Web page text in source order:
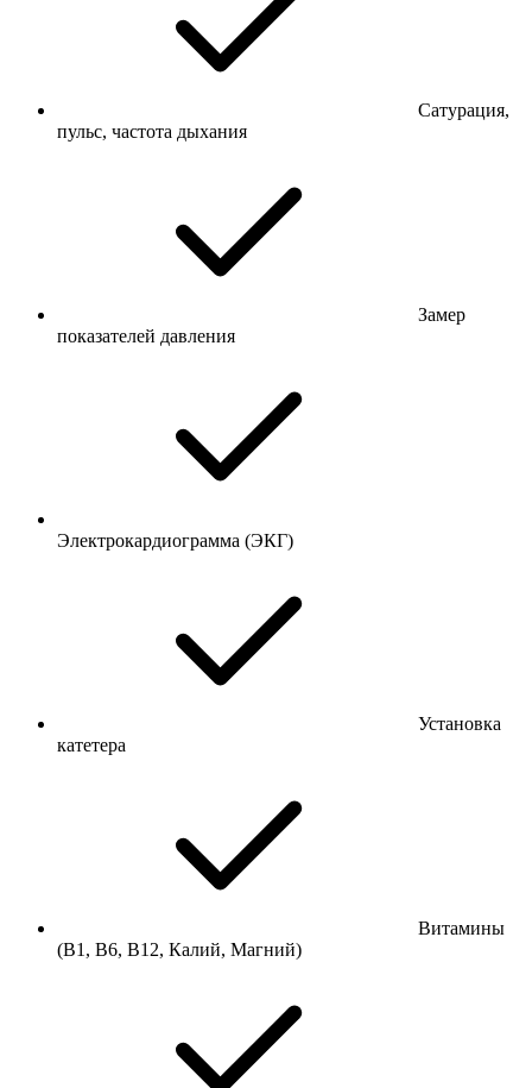
Сатурация,
пульс, частота дыхания
Замер
показателей давления
Электрокардиограмма (ЭКГ)
Установка
катетера
Витамины
(В1, В6, В12, Калий, Магний)